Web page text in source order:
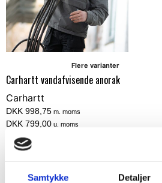
Samtykke Detaljer
Flere varianter
Carhartt vandafvisende anorak
Carhartt
DKK 998,75 m. moms
DKK 799,00 u. moms
Vælg muligheder